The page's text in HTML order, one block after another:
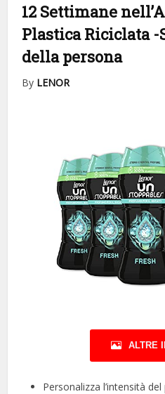
12 Settimane
Plastica Riciclata -
della persona
By LENOR
ALTRE
Personalizza l’intensità